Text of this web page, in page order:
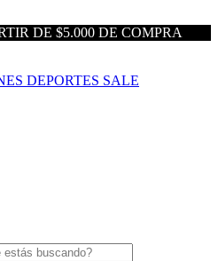
DE $5.000 DE COMPRA
DEPORTES SALE